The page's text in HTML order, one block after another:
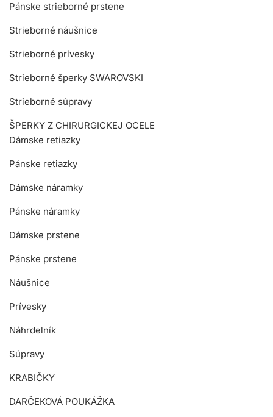
Pánske strieborné prstene
Strieborné náušnice
Strieborné prívesky
Strieborné šperky SWAROVSKI
Strieborné súpravy
ŠPERKY Z CHIRURGICKEJ OCELE
Dámske retiazky
Pánske retiazky
Dámske náramky
Pánske náramky
Dámske prstene
Pánske prstene
Náušnice
Prívesky
Náhrdelník
Súpravy
KRABIČKY
DARČEKOVÁ POUKÁŽKA